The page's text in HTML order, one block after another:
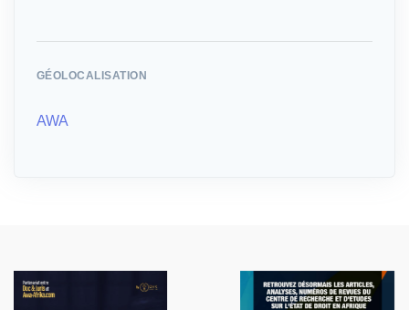
GÉOLOCALISATION
AWA